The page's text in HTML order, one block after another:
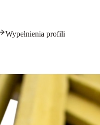
Wypełnienia profili